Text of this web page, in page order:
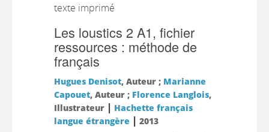
texte imprimé
Les loustics 2 A1, fichier
ressources : méthode de
français
Hugues Denisot, Auteur ; Marianne
Capouet, Auteur ; Florence Langlois,
Illustrateur | Hachette français
langue étrangère | 2013